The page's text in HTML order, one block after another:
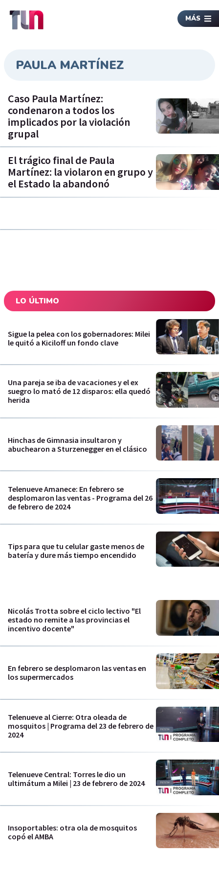
MÁS
PAULA MARTÍNEZ
Caso Paula Martínez:
condenaron a todos los
implicados por la violación
grupal
El trágico final de Paula
Martínez: la violaron en grupo y
el Estado la abandonó
LO ÚLTIMO
Sigue la pelea con los gobernadores: Milei
le quitó a Kiciloff un fondo clave
Una pareja se iba de vacaciones y el ex
suegro lo mató de 12 disparos: ella quedó
herida
Hinchas de Gimnasia insultaron y
abuchearon a Sturzenegger en el clásico
Telenueve Amanece: En febrero se
desplomaron las ventas - Programa del 26
de febrero de 2024
Tips para que tu celular gaste menos de
batería y dure más tiempo encendido
Nicolás Trotta sobre el ciclo lectivo "El
estado no remite a las provincias el
incentivo docente"
En febrero se desplomaron las ventas en
los supermercados
Telenueve al Cierre: Otra oleada de
mosquitos | Programa del 23 de febrero de
2024
Telenueve Central: Torres le dio un
ultimátum a Milei | 23 de febrero de 2024
Insoportables: otra ola de mosquitos
copó el AMBA